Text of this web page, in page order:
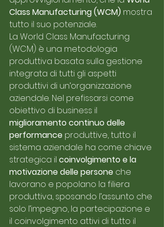
Class Manufacturing (WCM) mostra
tutto il suo potenziale.
La World Class Manufacturing
(WCM) è una metodologia
produttiva basata sulla gestione
integrata di tutti gli aspetti
produttivi di un’organizzazione
aziendale. Nel prefissarsi come
obiettivo di business il
miglioramento continuo delle
performance produttive, tutto il
sistema aziendale ha come chiave
strategica il coinvolgimento e la
motivazione delle persone che
lavorano e popolano la filiera
produttiva, sposando l’assunto che
solo l’impegno, la partecipazione e
il coinvolgimento attivi di tutto il